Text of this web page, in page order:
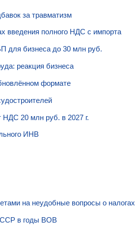
за травматизм
введения полного НДС с импорта
для бизнеса до 30 млн руб.
реакция бизнеса
формате
НДС 20 млн руб. в 2027 г.
ИНВ
на неудобные вопросы о налогах
в годы ВОВ